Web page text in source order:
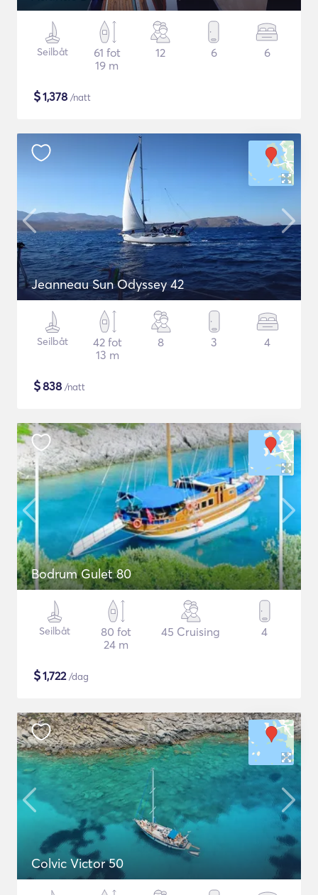
Seilbåt
61 fot
19 m
12 6 6
$1,378 /natt
Jeanneau Sun Odyssey 42
Seilbåt
42 fot
13 m
8 3 4
$838 /natt
Bodrum Gulet 80
Seilbåt
80 fot
24 m
45 Cruising 4
$1,722/dag
Colvic Victor 50